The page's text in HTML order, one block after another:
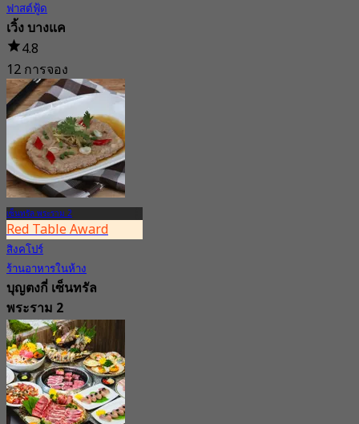
ฟาสต์ฟู้ด
เวิ้ง บางแค
4.8
12 การจอง
จาก฿ 277.5
เซ็นทรัล พระราม 2
Red Table Award
สิงคโปร์
ร้านอาหารในห้าง
บุญตงกี่ เซ็นทรัล
พระราม 2
4.7
275 การจอง
จาก฿ 362.5